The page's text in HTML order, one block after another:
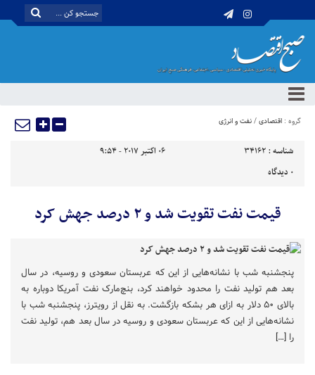
گروه : اقتصادی/نفت و انرژی
شناسه : 34162
06 اکتبر 2017 - 9:54
0 دیدگاه
قیمت نفت تقویت شد و ۲ درصد جهش کرد
پنجشنبه شب با نشانه‌هایی از این که عربستان سعودی و روسیه، در سال
بعد هم تولید نفت را محدود خواهند کرد، بنچ‌مارک نفت آمریکا دوباره به
بالای ۵۰ دلار به ازای هر بشکه بازگشت. به نقل از رویترز، پنجشنبه شب با
نشانه‌هایی از این که عربستان سعودی و روسیه در سال بعد هم، تولید نفت
را […]